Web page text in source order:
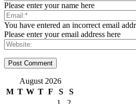
Please enter your name here
You have entered an incorrect email
Please enter your email address here
August 2026
M T W T F S S